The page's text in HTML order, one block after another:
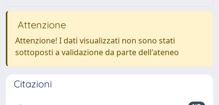
Attenzione
Attenzione! I dati visualizzati non sono stati
sottoposti a validazione da parte dell'ateneo
Citazioni